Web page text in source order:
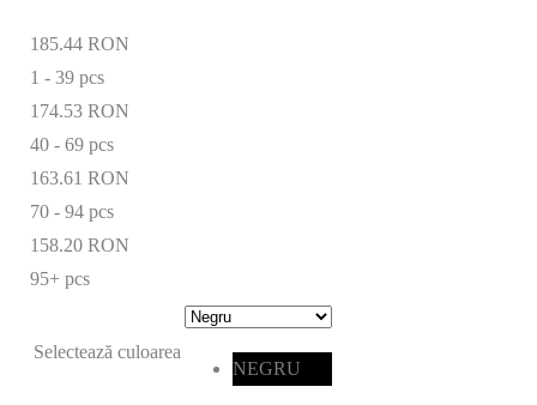
185.44 RON
1 - 39 pcs
174.53 RON
40 - 69 pcs
163.61 RON
70 - 94 pcs
158.20 RON
95+ pcs
Selectează culoarea
NEGRU